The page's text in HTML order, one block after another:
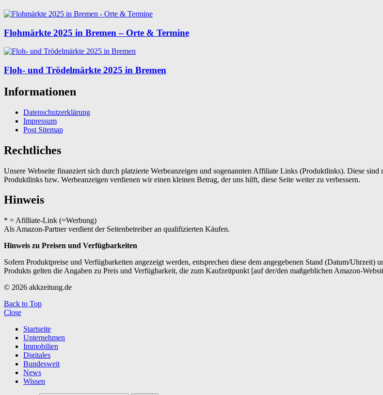
Flohmärkte 2025 in Bremen – Orte & Termine
Floh- und Trödelmärkte 2025 in Bremen
Informationen
Datenschutzerklärung
Impressum
Post Sitemap
Rechtliches
Unsere Webseite finanziert sich durch platzierte Werbeanzeigen und sogenannten Affiliate Links (Produktlinks). Diese
Produktlinks bzw. Werbeanzeigen verdienen wir einen kleinen Betrag, der uns hilft, diese Seite weiter zu verbessern.
Hinweis
* = Afilliate-Link (=Werbung)
Als Amazon-Partner verdient der Seitenbetreiber an qualifizierten Käufen.
Hinweis zu Preisen und Verfügbarkeiten
Sofern Produktpreise und Verfügbarkeiten angezeigt werden, entsprechen diese dem angegebenen Stand (Datum/
Produkts gelten die Angaben zu Preis und Verfügbarkeit, die zum Kaufzeitpunkt [auf der/den maßgeblichen Amazon-
© 2026 akkzeitung.de
Back to Top
Close
Startseite
Unternehmen
Immobilien
Digitales
Bundesweit
News
Wissen